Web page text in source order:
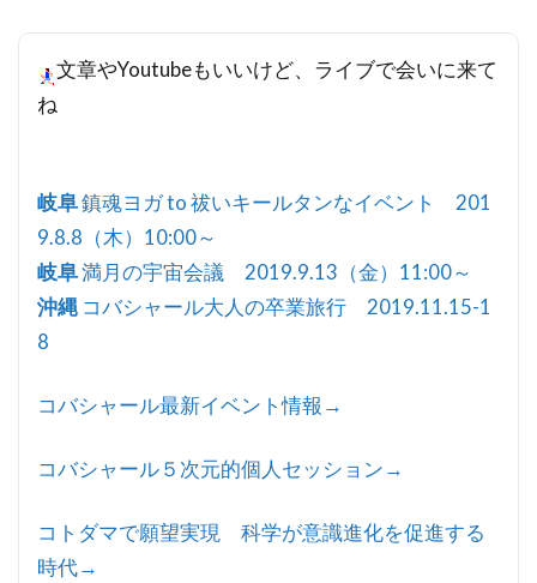
文章やYoutubeもいいけど、ライブで会いに来て
ね
岐阜鎮魂ヨガ to 祓いキールタンなイベント 201
9.8.8（木）10:00～
岐阜満月の宇宙会議 2019.9.13（金）11:00～
沖縄 コバシャール大人の卒業旅行 2019.11.15-1
8
コバシャール最新イベント情報→
コバシャール５次元的個人セッション→
コトダマで願望実現 科学が意識進化を促進する
時代→